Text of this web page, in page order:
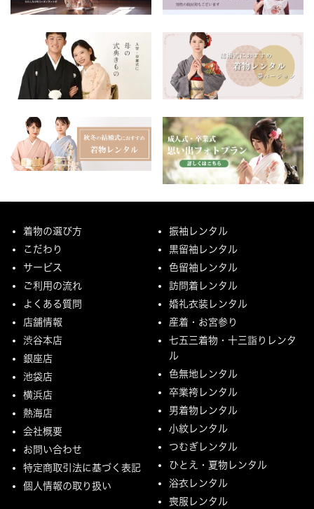
着物の選び方
こだわり
サービス
ご利用の流れ
よくある質問
店舗情報
渋谷本店
銀座店
池袋店
横浜店
熱海店
会社概要
お問い合わせ
特定商取引法に基づく表記
個人情報の取り扱い
振袖レンタル
黒留袖レンタル
色留袖レンタル
訪問着レンタル
婚礼衣装レンタル
産着・お宮参り
七五三着物・十三詣りレンタ
ル
色無地レンタル
卒業袴レンタル
男着物レンタル
小紋レンタル
つむぎレンタル
ひとえ・夏物レンタル
浴衣レンタル
喪服レンタル